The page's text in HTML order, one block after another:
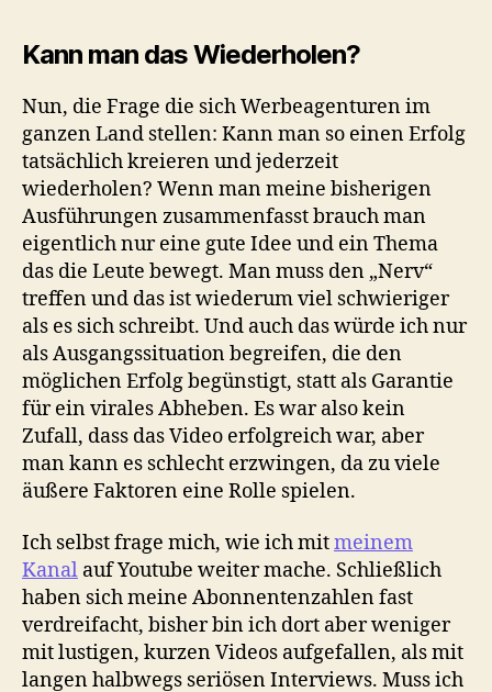
Kann man das Wiederholen?
Nun, die Frage die sich Werbeagenturen im
ganzen Land stellen: Kann man so einen Erfolg
tatsächlich kreieren und jederzeit
wiederholen? Wenn man meine bisherigen
Ausführungen zusammenfasst brauch man
eigentlich nur eine gute Idee und ein Thema
das die Leute bewegt. Man muss den „Nerv“
treffen und das ist wiederum viel schwieriger
als es sich schreibt. Und auch das würde ich nur
als Ausgangssituation begreifen, die den
möglichen Erfolg begünstigt, statt als Garantie
für ein virales Abheben. Es war also kein
Zufall, dass das Video erfolgreich war, aber
man kann es schlecht erzwingen, da zu viele
äußere Faktoren eine Rolle spielen.
Ich selbst frage mich, wie ich mitmeinem
Kanal auf Youtube weiter mache. Schließlich
haben sich meine Abonnentenzahlen fast
verdreifacht, bisher bin ich dort aber weniger
mit lustigen, kurzen Videos aufgefallen, als mit
langen halbwegs seriösen Interviews. Muss ich